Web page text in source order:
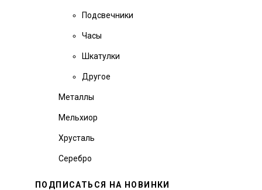
Подсвечники
Часы
Шкатулки
Другое
Металлы
Мельхиор
Хрусталь
Серебро
ПОДПИСАТЬСЯ НА НОВИНКИ